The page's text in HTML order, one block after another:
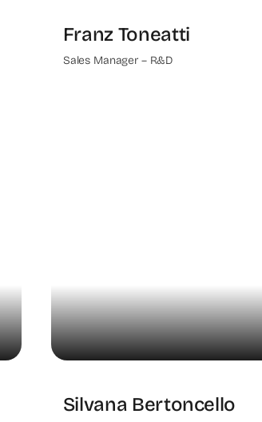
Franz Toneatti
Sales Manager – R&D
Silvana Bertoncello